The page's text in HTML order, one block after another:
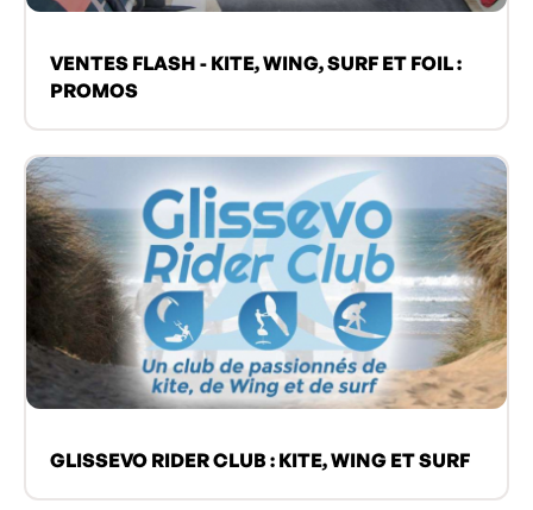
VENTES FLASH - KITE, WING, SURF ET FOIL :
PROMOS
GLISSEVO RIDER CLUB : KITE, WING ET SURF